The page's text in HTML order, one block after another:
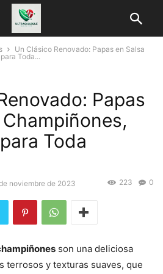
Un Clásico Renovado: Papas en Salsa
Toda...
Papas
Toda
noviembre de 2023 0
223
son una deliciosa
terrosos y texturas suaves, que